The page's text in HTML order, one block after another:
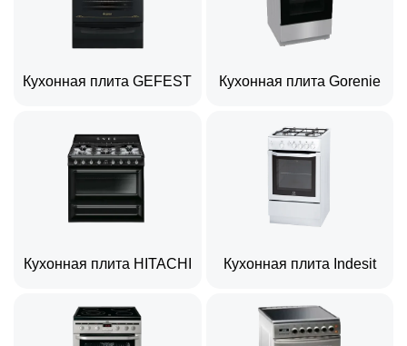
Кухонная плита GEFEST Кухонная плита Gorenie
Кухонная плита HITACHI Кухонная плита Indesit